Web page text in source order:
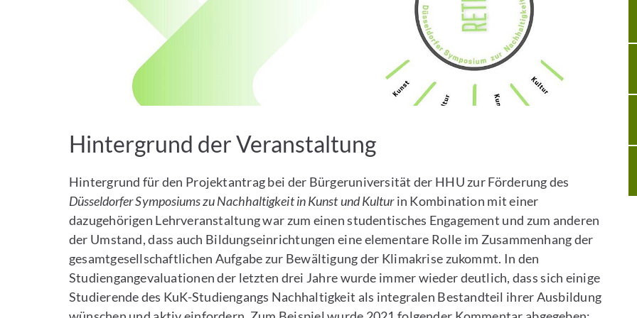
Hintergrund der Veranstaltung
Hintergrund für den Projektantrag bei der Bürgeruniversität der HHU zur Förderung des
Düsseldorfer Symposiums zu Nachhaltigkeit in Kunst und Kulturin Kombination mit einer
dazugehörigen Lehrveranstaltung war zum einen studentisches Engagement und zum anderen
der Umstand, dass auch Bildungseinrichtungen eine elementare Rolle im Zusammenhang der
gesamtgesellschaftlichen Aufgabe zur Bewältigung der Klimakrise zukommt. In den
Studiengangevaluationen der letzten drei Jahre wurde immer wieder deutlich, dass sich einige
Studierende des KuK-Studiengangs Nachhaltigkeit als integralen Bestandteil ihrer Ausbildung